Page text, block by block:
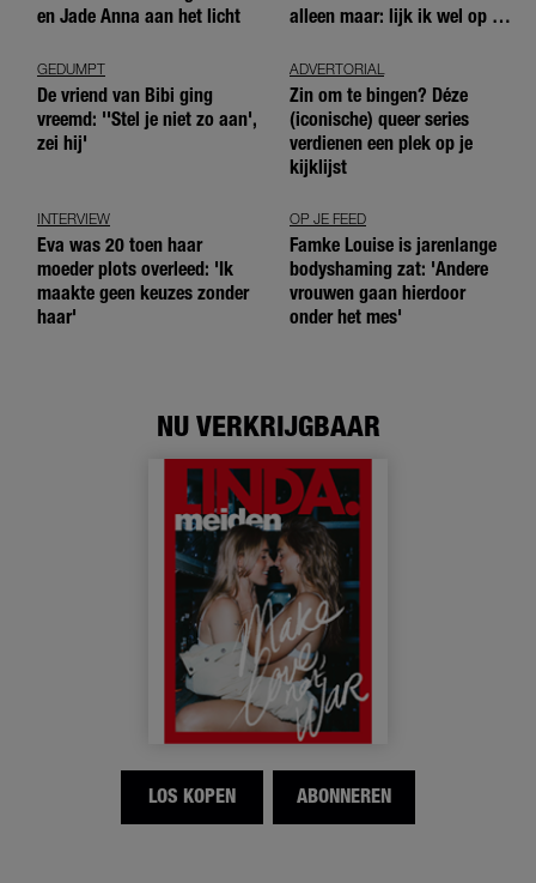
en Jade Anna aan het licht
alleen maar: lijk ik wel op de
GEDUMPT
De vriend van Bibi ging
vreemd: ''Stel je niet zo aan',
zei hij'
ADVERTORIAL
Zin om te bingen? Déze
(iconische) queer series
verdienen een plek op je
kijklijst
INTERVIEW
Eva was 20 toen haar
moeder plots overleed: 'Ik
maakte geen keuzes zonder
haar'
OP JE FEED
Famke Louise is jarenlange
bodyshaming zat: 'Andere
vrouwen gaan hierdoor
onder het mes'
NU VERKRIJGBAAR
LOS KOPEN ABONNEREN